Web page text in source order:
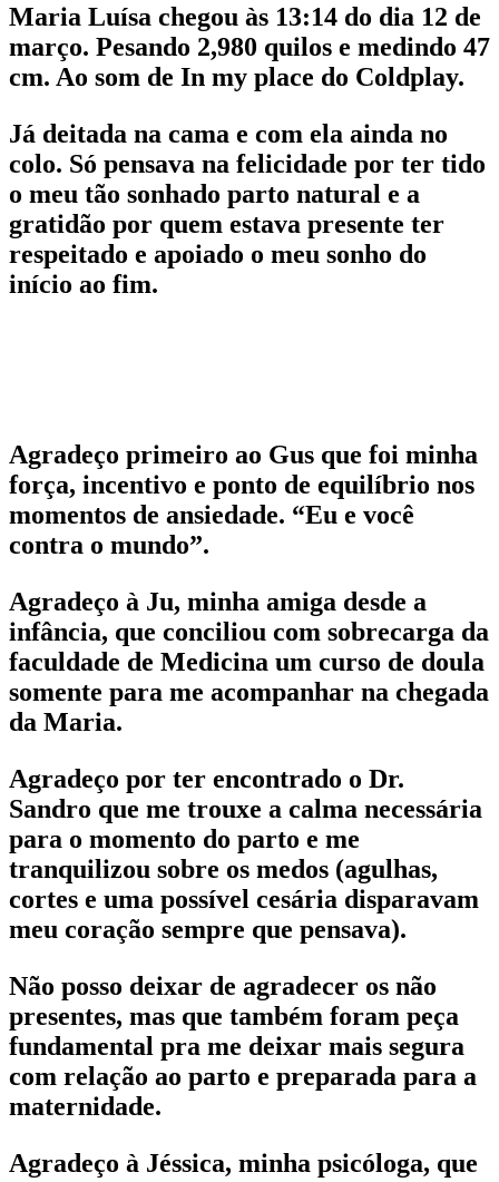
Maria Luísa chegou às 13:14 do dia 12 de
março. Pesando 2,980 quilos e medindo 47
cm. Ao som de In my place do Coldplay.
Já deitada na cama e com ela ainda no
colo. Só pensava na felicidade por ter tido
o meu tão sonhado parto natural e a
gratidão por quem estava presente ter
respeitado e apoiado o meu sonho do
início ao fim.
Agradeço primeiro ao Gus que foi minha
força, incentivo e ponto de equilíbrio nos
momentos de ansiedade. “Eu e você
contra o mundo”.
Agradeço à Ju, minha amiga desde a
infância, que conciliou com sobrecarga da
faculdade de Medicina um curso de doula
somente para me acompanhar na chegada
da Maria.
Agradeço por ter encontrado o Dr.
Sandro que me trouxe a calma necessária
para o momento do parto e me
tranquilizou sobre os medos (agulhas,
cortes e uma possível cesária disparavam
meu coração sempre que pensava).
Não posso deixar de agradecer os não
presentes, mas que também foram peça
fundamental pra me deixar mais segura
com relação ao parto e preparada para a
maternidade.
Agradeço à Jéssica, minha psicóloga, que